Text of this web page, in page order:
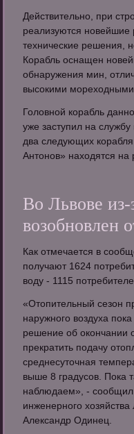
Действительно, при
реализуются новейшие
технические решения,
Корабль оснащен
обнаружения мин,
высокими мореходными
Головной корабль
уже заступил на
два следующих
Антонов» находятся на
Во Львове из-
возобновлен
Как отмечается в
получают 1624
воду - 1115
«Отопительный сезон
наружного воздуха
решение об окончании
прекратить подачу
среднесуточная
выше 8 градусов. Пока
наблюдаем», - сообщил
инженерного хозяйства
Александр Одинец.